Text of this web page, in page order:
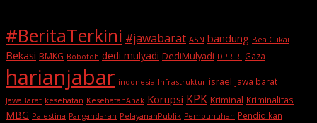
#BeritaTerkini #jawabarat ASN bandung Bea Cukai
Bekasi BMKG Bobotoh dedi mulyadi DediMulyadi DPR RI Gaza
harianjabar indonesia Infrastruktur israel jawa barat
JawaBarat kesehatan KesehatanAnak Korupsi KPK Kriminal Kriminalitas
MBG Palestina Pangandaran PelayananPublik Pembunuhan Pendidikan